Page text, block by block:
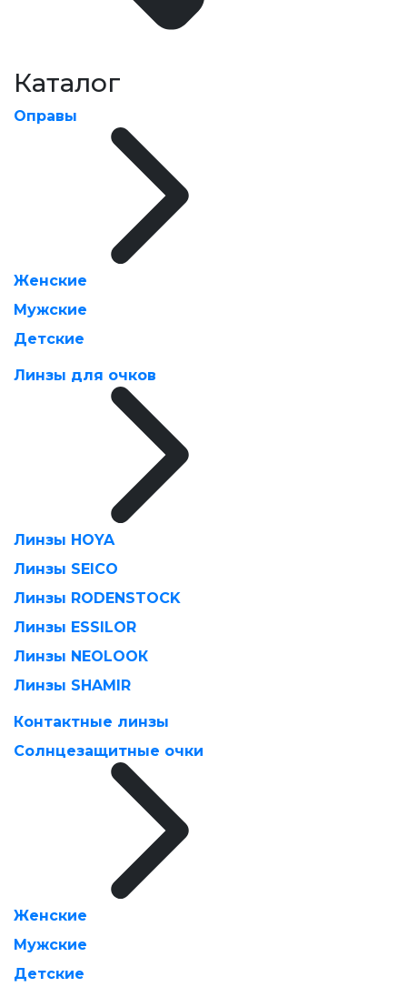
Каталог
Оправы
Женские
Мужские
Детские
Линзы для очков
Линзы HOYA
Линзы SEICO
Линзы RODENSTOCK
Линзы ESSILOR
Линзы NEOLOOК
Линзы SHAMIR
Контактные линзы
Солнцезащитные очки
Женские
Мужские
Детские